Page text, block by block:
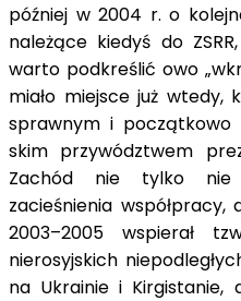
później w 2004 r. o
należące kiedyś do
warto podkreślić owo
miało miejsce już wtedy,
sprawnym i początkowo
skim przywództwem
Zachód nie tylko nie
zacieśnienia
2003–2005 wspierał
nierosyjskich
na Ukrainie i Kirgistanie,